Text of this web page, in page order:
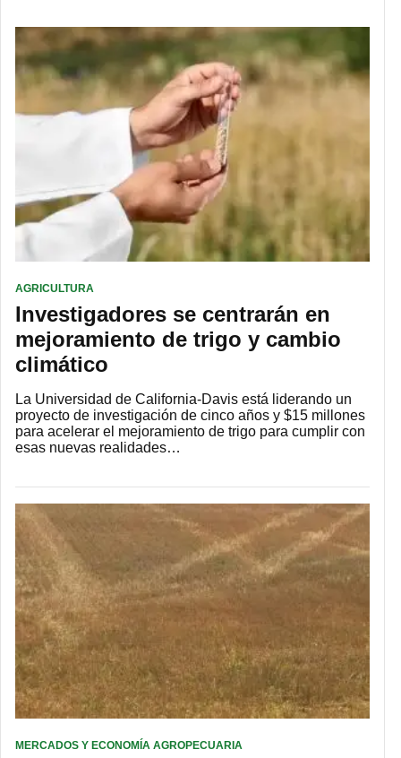
AGRICULTURA
Investigadores se centrarán en
mejoramiento de trigo y cambio
climático
La Universidad de California-Davis está liderando un
proyecto de investigación de cinco años y $15 millones
para acelerar el mejoramiento de trigo para cumplir con
esas nuevas realidades…
MERCADOS Y ECONOMÍA AGROPECUARIA